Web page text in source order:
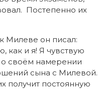
Постепенно их
Милеве он писал:
как и я! Я чувствую
о своём намерении
сына с Милевой.
получит постоянную